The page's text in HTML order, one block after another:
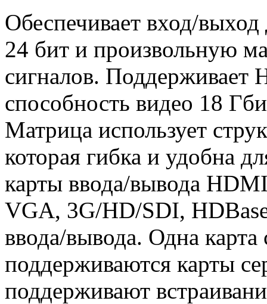
Обеспечивает вход/
24 бит и произвольную
сигналов.
способность видео 18
Матрица использует
которая гибка и удобна
карты ввода/вывода
VGA, 3G/HD/SDI,
ввода/вывода. Одна
поддерживаются карты
поддерживают